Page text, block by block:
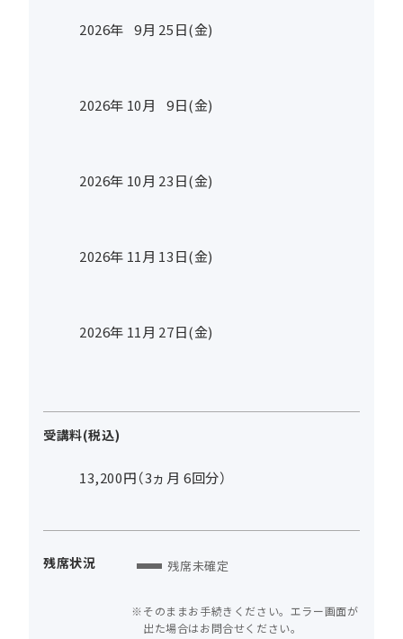
2026年 9月 25日(金)
2026年 10月 9日(金)
2026年 10月 23日(金)
2026年 11月 13日(金)
2026年 11月 27日(金)
受講料(税込)
13,200円（3ヵ月 6回分）
残席状況 残席未確定
そのままお手続きください。エラー画面が
出た場合はお問合せください。